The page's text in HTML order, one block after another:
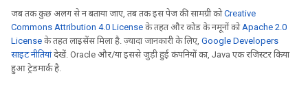
जब तक कुछ अलग से न बताया जाए, तब तक इस पेज की सामग्री कोCreative
Commons Attribution 4.0 License के तहत और कोड के नमूनों कोApache 2.0
License के तहत लाइसेंस मिला है. ज़्यादा जानकारी के लिए, Google Developers
साइट नीतियांदेखें. Oracle और/या इससे जुड़ी हुई कंपनियों का, Java एक रजिस्टर किया
हुआ ट्रेडमार्क है.